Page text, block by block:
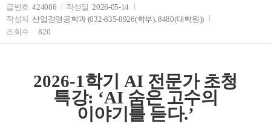
글번호 424086 작성일 2026-05-14
작성자 산업경영공학과 (032-835-8926(학부), 8480(대학원))
조회수
820
2026-1학기 AI 전문가 초청
특강: ‘AI 숨은 고수의
이야기를 듣다.’